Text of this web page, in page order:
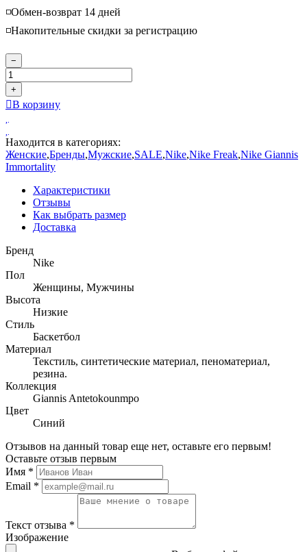
◽️Обмен-возврат 14 дней
◽️Накопительные скидки за регистрацию
−
+
В корзину
Находится в категориях:
Женские,Бренды,Мужские,SALE,Nike,Nike Freak,Nike Giannis
Immortality
Характеристики
Отзывы
Как выбрать размер
Доставка
Бренд
Nike
Пол
Женщины, Мужчины
Высота
Низкие
Стиль
Баскетбол
Материал
Текстиль, синтетические материал, пеноматериал,
резина.
Коллекция
Giannis Antetokounmpo
Цвет
Синий
Отзывов на данный товар еще нет, оставьте его первым!
Оставьте отзыв первым
Имя *
Email *
Текст отзыва *
Изображение